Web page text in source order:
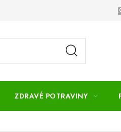
Slovník
ZDRAVÉ POTRAVINY